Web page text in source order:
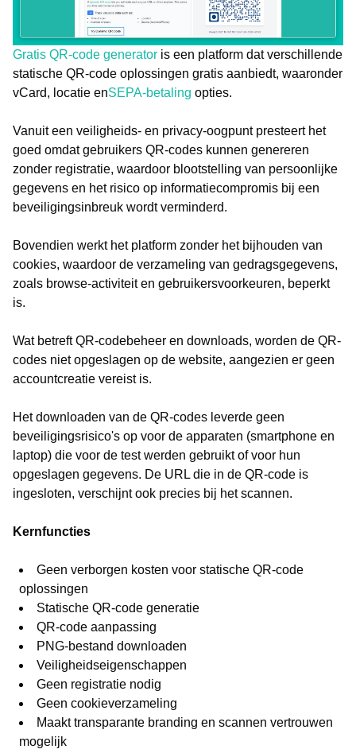
Gratis QR-code generator is een platform dat verschillende
statische QR-code oplossingen gratis aanbiedt, waaronder
vCard, locatie enSEPA-betaling opties.
Vanuit een veiligheids- en privacy-oogpunt presteert het
goed omdat gebruikers QR-codes kunnen genereren
zonder registratie, waardoor blootstelling van persoonlijke
gegevens en het risico op informatiecompromis bij een
beveiligingsinbreuk wordt verminderd.
Bovendien werkt het platform zonder het bijhouden van
cookies, waardoor de verzameling van gedragsgegevens,
zoals browse-activiteit en gebruikersvoorkeuren, beperkt
is.
Wat betreft QR-codebeheer en downloads, worden de QR-
codes niet opgeslagen op de website, aangezien er geen
accountcreatie vereist is.
Het downloaden van de QR-codes leverde geen
beveiligingsrisico's op voor de apparaten (smartphone en
laptop) die voor de test werden gebruikt of voor hun
opgeslagen gegevens. De URL die in de QR-code is
ingesloten, verschijnt ook precies bij het scannen.
Kernfuncties
Geen verborgen kosten voor statische QR-code
oplossingen
Statische QR-code generatie
QR-code aanpassing
PNG-bestand downloaden
Veiligheidseigenschappen
Geen registratie nodig
Geen cookieverzameling
Maakt transparante branding en scannen vertrouwen
mogelijk